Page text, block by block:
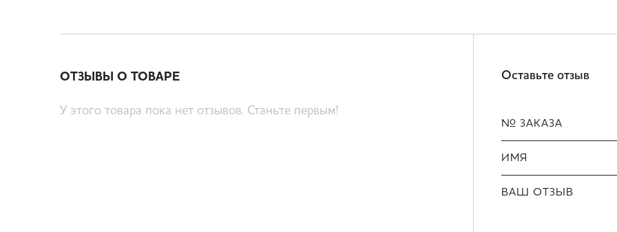
ОТЗЫВЫ О ТОВАРЕ
У этого товара пока нет отзывов. Станьте первым!
Оставьте отзыв
№ ЗАКАЗА
ИМЯ
ВАШ ОТЗЫВ